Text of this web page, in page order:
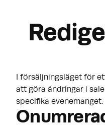
I försäljningsläget för
att göra ändringar i
specifika evenemanget.